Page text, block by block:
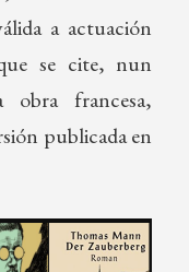
a actuación
se cite, nun
obra francesa,
publicada en